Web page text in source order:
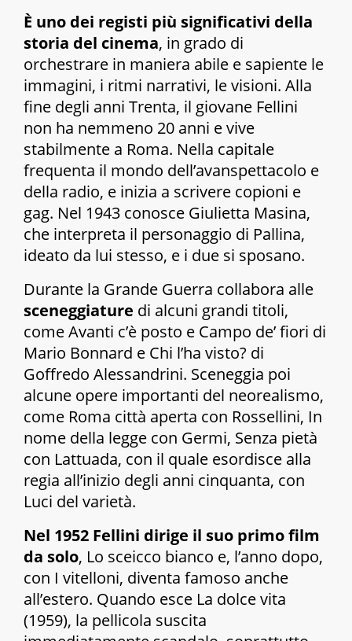
È uno dei registi più significativi della
storia del cinema, in grado di
orchestrare in maniera abile e sapiente le
immagini, i ritmi narrativi, le visioni. Alla
fine degli anni Trenta, il giovane Fellini
non ha nemmeno 20 anni e vive
stabilmente a Roma. Nella capitale
frequenta il mondo dell’avanspettacolo e
della radio, e inizia a scrivere copioni e
gag. Nel 1943 conosce Giulietta Masina,
che interpreta il personaggio di Pallina,
ideato da lui stesso, e i due si sposano.
Durante la Grande Guerra collabora alle
sceneggiature di alcuni grandi titoli,
comeAvanti c’è posto e Campo de’ fiori di
Mario Bonnard e Chi l’ha visto? di
Goffredo Alessandrini. Sceneggia poi
alcune opere importanti del neorealismo,
come Roma città aperta con Rossellini, In
nome della legge con Germi, Senza pietà
con Lattuada, con il quale esordisce alla
regia all’inizio degli anni cinquanta, con
Luci del varietà.
Nel 1952 Fellini dirige il suo primo film
da solo, Lo sceicco bianco e, l’anno dopo,
con I vitelloni, diventa famoso anche
all’estero. Quando esce La dolce vita
(1959), la pellicola suscita